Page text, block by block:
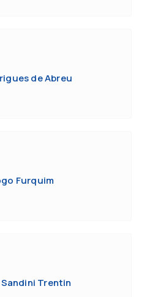
de Abreu
Furquim
Trentin